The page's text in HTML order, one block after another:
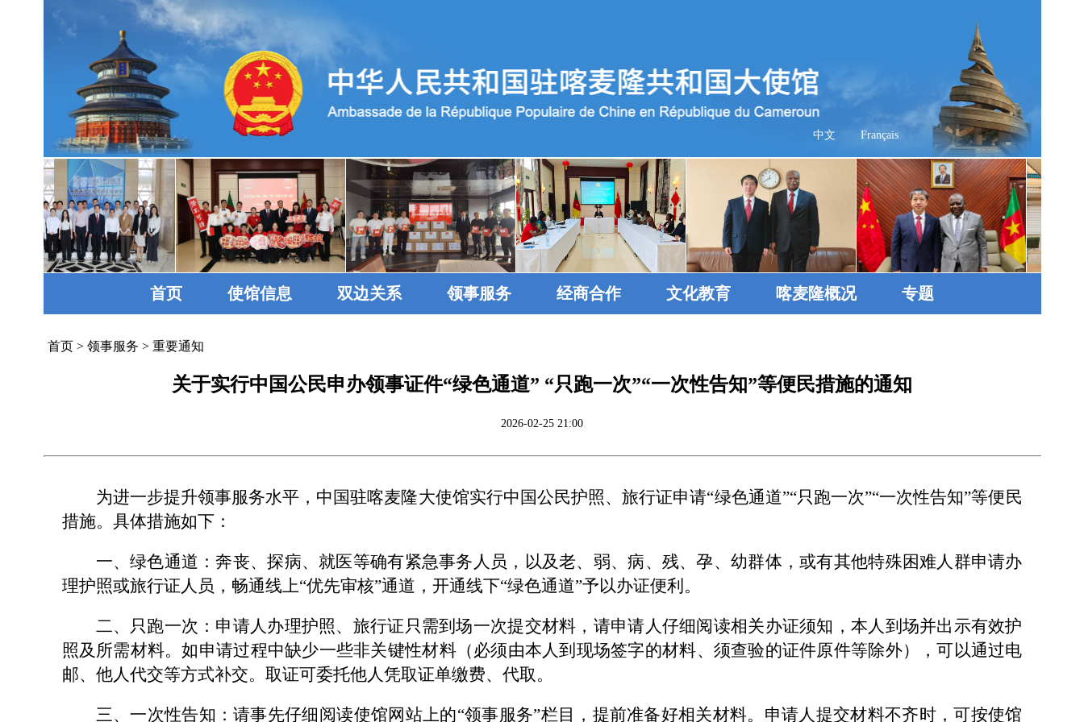
中文 Français
首页 使馆信息 双边关系 领事服务 经商合作 文化教育 喀麦隆概况 专题
首页> 领事服务 > 重要通知
关于实行中国公民申办领事证件“绿色通道” “只跑一次”“一次性告知”等便民措施的通知
2026-02-25 21:00
为进一步提升领事服务水平，中国驻喀麦隆大使馆实行中国公民护照、旅行证申请“绿色通道”“只跑一次”“一次性告知”等便民
措施。具体措施如下：
一、绿色通道：奔丧、探病、就医等确有紧急事务人员，以及老、弱、病、残、孕、幼群体，或有其他特殊困难人群申请办
理护照或旅行证人员，畅通线上“优先审核”通道，开通线下“绿色通道”予以办证便利。
二、只跑一次：申请人办理护照、旅行证只需到场一次提交材料，请申请人仔细阅读相关办证须知，本人到场并出示有效护
照及所需材料。如申请过程中缺少一些非关键性材料（必须由本人到现场签字的材料、须查验的证件原件等除外），可以通过电
邮、他人代交等方式补交。取证可委托他人凭取证单缴费、代取。
三、一次性告知：请事先仔细阅读使馆网站上的“领事服务”栏目，提前准备好相关材料。申请人提交材料不齐时，可按使馆